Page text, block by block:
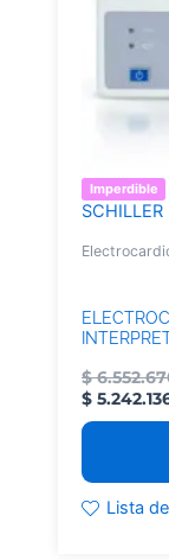
Imperdible
SCHILLER
$
$
Lista